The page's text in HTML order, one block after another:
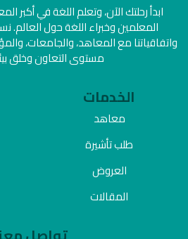
ابدأ رحلتك الآن، وتعلم اللغة في أكبر
المعلمين وخبراء اللغة حول
واتفاقياتنا مع المعاهد، والجامعات،
مستوى التعاون وخلق
الخدمات
معاهد
طلب تأشيرة
العروض
المقالات